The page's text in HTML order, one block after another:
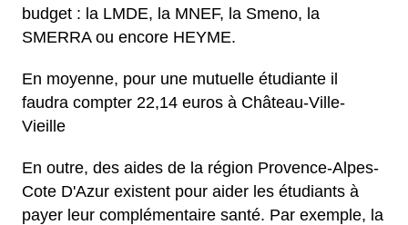
budget : la LMDE, la MNEF, la Smeno, la
SMERRA ou encore HEYME.
En moyenne, pour une mutuelle étudiante il
faudra compter 22,14 euros à Château-Ville-
Vieille
En outre, des aides de la région Provence-Alpes-
Cote D'Azur existent pour aider les étudiants à
payer leur complémentaire santé. Par exemple, la